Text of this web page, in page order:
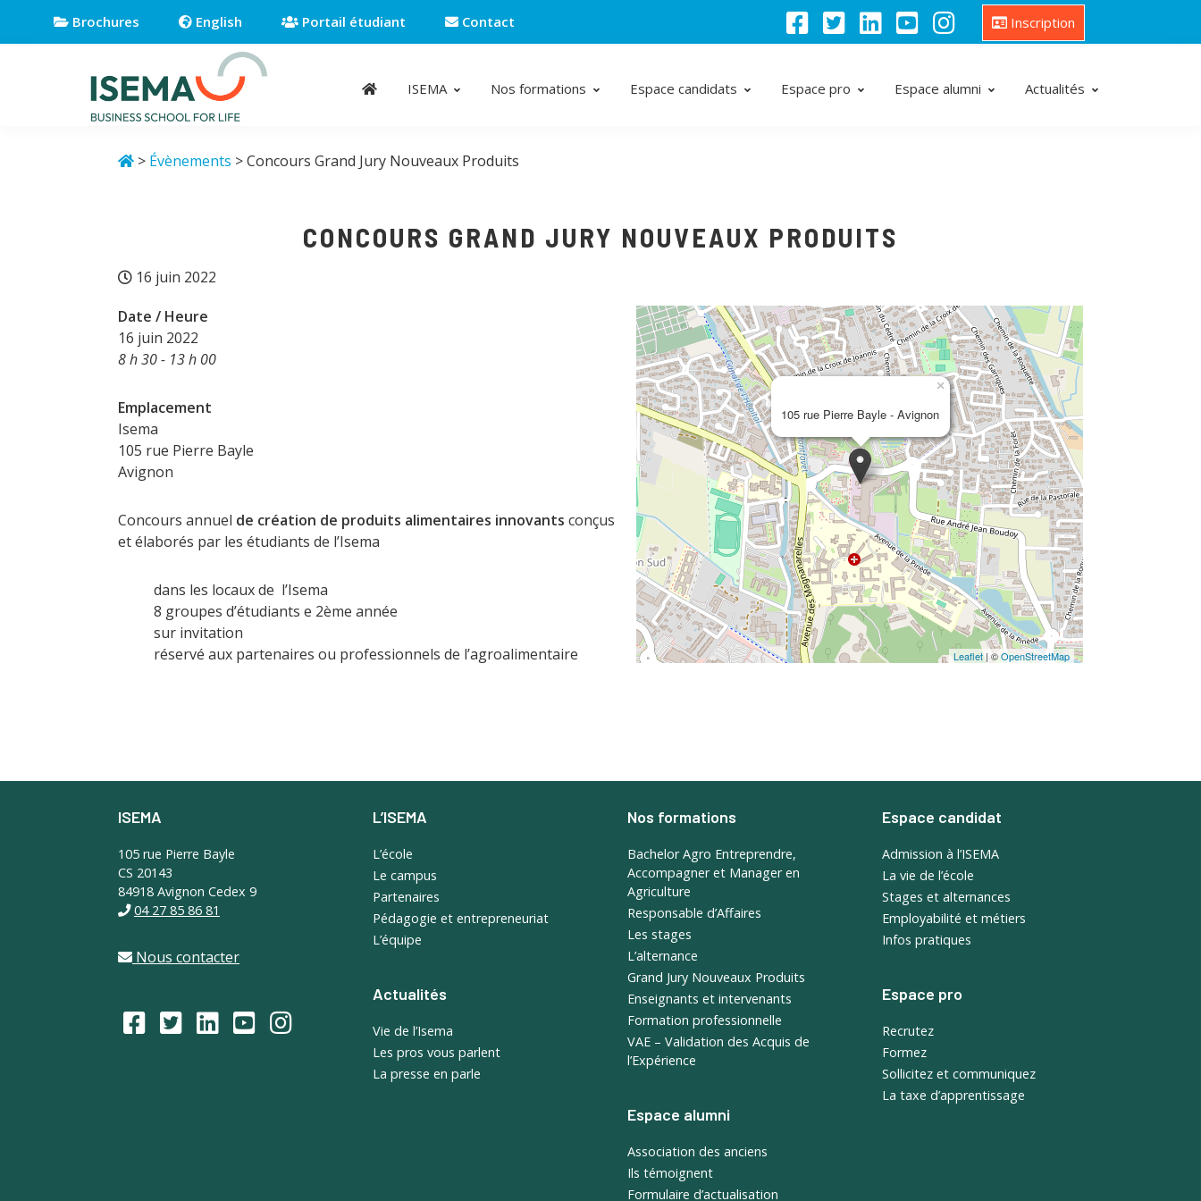
Brochures English Portail étudiant Contact Inscription
school
ISEMA Nos formations Espace candidats Espace pro Espace alumni Actualités
> Évènements > Concours Grand Jury Nouveaux Produits
CONCOURS GRAND JURY NOUVEAUX PRODUITS
16 juin 2022
105 rue Pierre Bayle - Avignon
×
Leaflet| ©OpenStreetMap
Date / Heure
16 juin 2022
8 h 30 - 13 h 00
Emplacement
Isema
105 rue Pierre Bayle
Avignon
Concours annuel de création de produits alimentaires innovants conçus
et élaborés par les étudiants de l’Isema
dans les locaux de l’Isema
8 groupes d’étudiants e 2ème année
sur invitation
réservé aux partenaires ou professionnels de l’agroalimentaire
ISEMA
105 rue Pierre Bayle
CS 20143
84918 Avignon Cedex 9
04 27 85 86 81
Nous contacter
L’ISEMA
L’école
Le campus
Partenaires
Pédagogie et entrepreneuriat
L’équipe
Actualités
Vie de l’Isema
Les pros vous parlent
La presse en parle
Nos formations
Bachelor Agro Entreprendre,
Accompagner et Manager en
Agriculture
Responsable d’Affaires
Les stages
L’alternance
Grand Jury Nouveaux Produits
Enseignants et intervenants
Formation professionnelle
VAE – Validation des Acquis de
l’Expérience
Espace alumni
Association des anciens
Ils témoignent
Formulaire d’actualisation
Espace candidat
Admission à l’ISEMA
La vie de l’école
Stages et alternances
Employabilité et métiers
Infos pratiques
Espace pro
Recrutez
Formez
Sollicitez et communiquez
La taxe d’apprentissage